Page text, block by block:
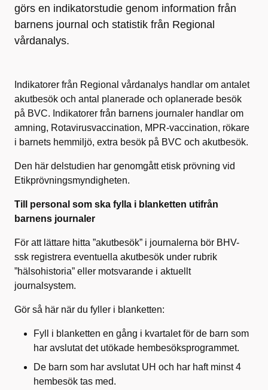
görs en indikatorstudie genom information från
barnens journal och statistik från Regional
vårdanalys.
Indikatorer från Regional vårdanalys handlar om antalet
akutbesök och antal planerade och oplanerade besök
på BVC. Indikatorer från barnens journaler handlar om
amning, Rotavirusvaccination, MPR-vaccination, rökare
i barnets hemmiljö, extra besök på BVC och akutbesök.
Den här delstudien har genomgått etisk prövning vid
Etikprövningsmyndigheten.
Till personal som ska fylla i blanketten utifrån
barnens journaler
För att lättare hitta ”akutbesök” i journalerna bör BHV-
ssk registrera eventuella akutbesök under rubrik
”hälsohistoria” eller motsvarande i aktuellt
journalsystem.
Gör så här när du fyller i blanketten:
Fyll i blanketten en gång i kvartalet för de barn som
har avslutat det utökade hembesöksprogrammet.
De barn som har avslutat UH och har haft minst 4
hembesök tas med.